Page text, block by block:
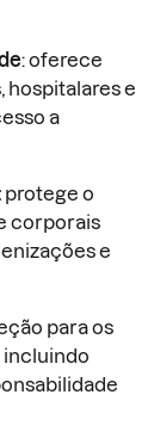
: oferece
hospitalares e
a
protege o
corporais
e
para os
incluindo